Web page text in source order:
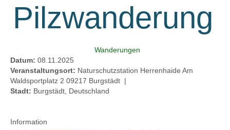
Pilzwanderung
Wanderungen
Datum: 08.11.2025
Veranstaltungsort: Naturschutzstation Herrenhaide Am
Waldsportplatz 2 09217 Burgstädt |
Stadt: Burgstädt, Deutschland
Information